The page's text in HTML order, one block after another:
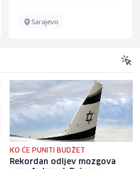
Sarajevo
KO ĆE PUNITI BUDŽET
Rekordan odljev mozgova